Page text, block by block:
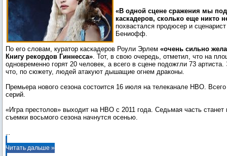
«В одной сцене сражения мы
каскадеров, сколько еще никто
похвастался продюсер и
Бениофф.
По его словам, куратор каскадеров Роули Эрлем «очень сильно
Книгу рекордов Гиннесса». Тот, в свою очередь, отметил, что на
одновременно горят 20 человек, а всего в сцене подожгли 73
что, по сюжету, людей атакуют дышащие огнем драконы.
Премьера нового сезона состоится 16 июля на телеканале HBO.
серий.
«Игра престолов» выходит на HBO с 2011 года. Седьмая часть
съемки восьмого сезона начнутся осенью.
Читать дальше »